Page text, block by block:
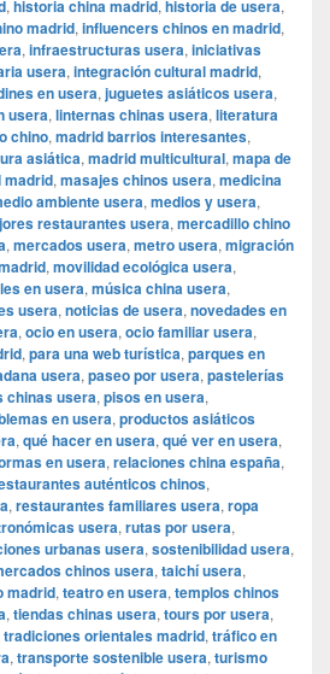
, historia china madrid, historia de usera,
madrid, influencers chinos en madrid,
, infraestructuras usera, iniciativas
usera, integración cultural madrid,
en usera, juguetes asiáticos usera,
usera, linternas chinas usera, literatura
chino, madrid barrios interesantes,
asiática, madrid multicultural, mapa de
madrid, masajes chinos usera, medicina
ambiente usera, medios y usera,
restaurantes usera, mercadillo chino
, mercados usera, metro usera, migración
, movilidad ecológica usera,
en usera, música china usera,
usera, noticias de usera, novedades en
, ocio en usera, ocio familiar usera,
, para una web turística, parques en
usera, paseo por usera, pastelerías
chinas usera, pisos en usera,
en usera, productos asiáticos
, qué hacer en usera, qué ver en usera,
en usera, relaciones china españa,
auténticos chinos,
, restaurantes familiares usera, ropa
usera, rutas por usera,
urbanas usera, sostenibilidad usera,
chinos usera, taichí usera,
madrid, teatro en usera, templos chinos
, tiendas chinas usera, tours por usera,
tradiciones orientales madrid, tráfico en
, transporte sostenible usera, turismo